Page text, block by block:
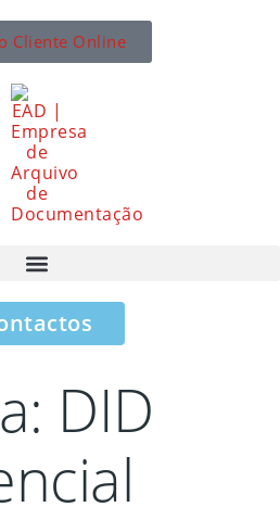
Cliente Online
DID